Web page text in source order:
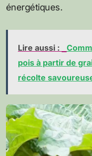
énergétiques.
Lire aussi :
pois à partir de
récolte